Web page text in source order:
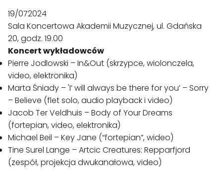
19/072024
Sala Koncertowa Akademii Muzycznej, ul. Gdańska
20, godz. 19.00
Koncert wykładowców
Pierre Jodlowski – In&Out (skrzypce, wiolonczela,
video, elektronika)
Marta Śniady – 'I’ will always be there for you’ – Sorry
– Believe (flet solo, audio playback i video)
Jacob Ter Veldhuis – Body of Your Dreams
(fortepian, video, elektronika)
Michael Beil – Key Jane (“fortepian”, wideo)
Tine Surel Lange – Artcic Creatures: Repparfjord
(zespół, projekcja dwukanałowa, video)